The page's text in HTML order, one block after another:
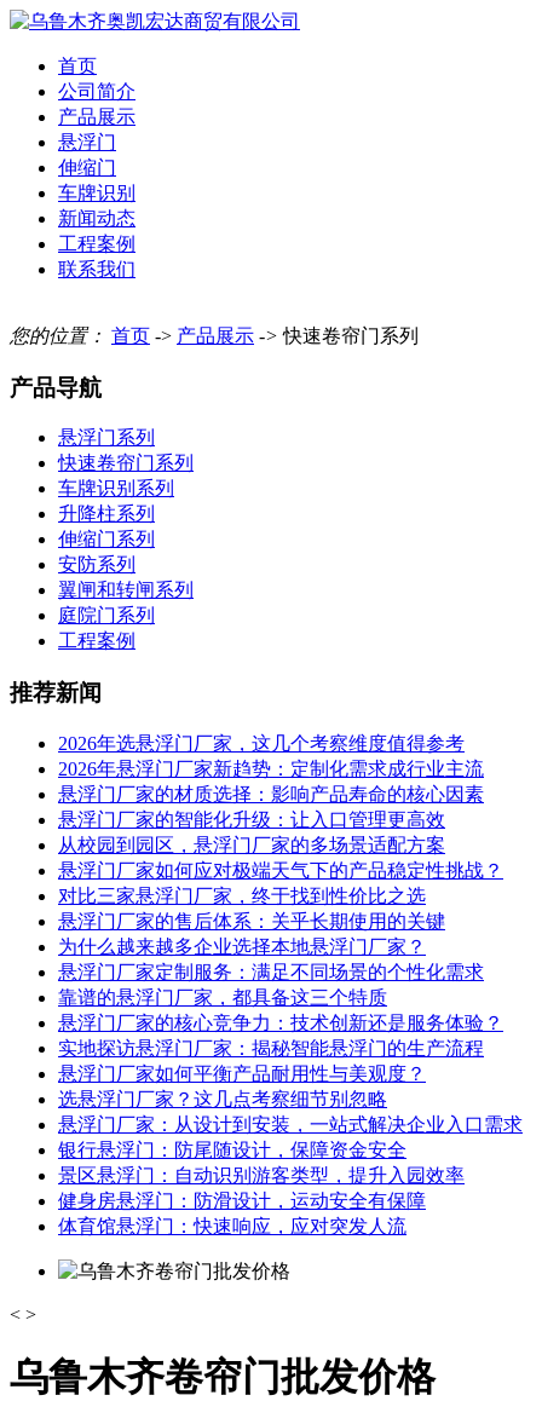
首页
公司简介
产品展示
悬浮门
伸缩门
车牌识别
新闻动态
工程案例
联系我们
您的位置： 首页 -> 产品展示 ->快速卷帘门系列
产品导航
悬浮门系列
快速卷帘门系列
车牌识别系列
升降柱系列
伸缩门系列
安防系列
翼闸和转闸系列
庭院门系列
工程案例
推荐新闻
2026年选悬浮门厂家，这几个考察维度值得参考
2026年悬浮门厂家新趋势：定制化需求成行业主流
悬浮门厂家的材质选择：影响产品寿命的核心因素
悬浮门厂家的智能化升级：让入口管理更高效
从校园到园区，悬浮门厂家的多场景适配方案
悬浮门厂家如何应对极端天气下的产品稳定性挑战？
对比三家悬浮门厂家，终于找到性价比之选
悬浮门厂家的售后体系：关乎长期使用的关键
为什么越来越多企业选择本地悬浮门厂家？
悬浮门厂家定制服务：满足不同场景的个性化需求
靠谱的悬浮门厂家，都具备这三个特质
悬浮门厂家的核心竞争力：技术创新还是服务体验？
实地探访悬浮门厂家：揭秘智能悬浮门的生产流程
悬浮门厂家如何平衡产品耐用性与美观度？
选悬浮门厂家？这几点考察细节别忽略
悬浮门厂家：从设计到安装，一站式解决企业入口需求
银行悬浮门：防尾随设计，保障资金安全
景区悬浮门：自动识别游客类型，提升入园效率
健身房悬浮门：防滑设计，运动安全有保障
体育馆悬浮门：快速响应，应对突发人流
< >
乌鲁木齐卷帘门批发价格